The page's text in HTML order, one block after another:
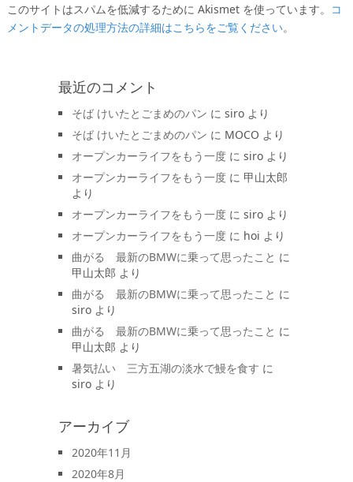
このサイトはスパムを低減するために Akismet を使っています。
コ
メントデータの処理方法の詳細はこちらをご覧ください。
最近のコメント
そば けいたとごまめのパン に siro より
そば けいたとごまめのパン に MOCO より
オープンカーライフをもう一度 に siro より
オープンカーライフをもう一度 に 甲山太郎
より
オープンカーライフをもう一度 に siro より
オープンカーライフをもう一度 に hoi より
曲がる 最新のBMWに乗って思ったこと に
甲山太郎 より
曲がる 最新のBMWに乗って思ったこと に
siro より
曲がる 最新のBMWに乗って思ったこと に
甲山太郎 より
暑気払い 三方五湖の淡水で鰻を食す に
siro より
アーカイブ
2020年11月
2020年8月